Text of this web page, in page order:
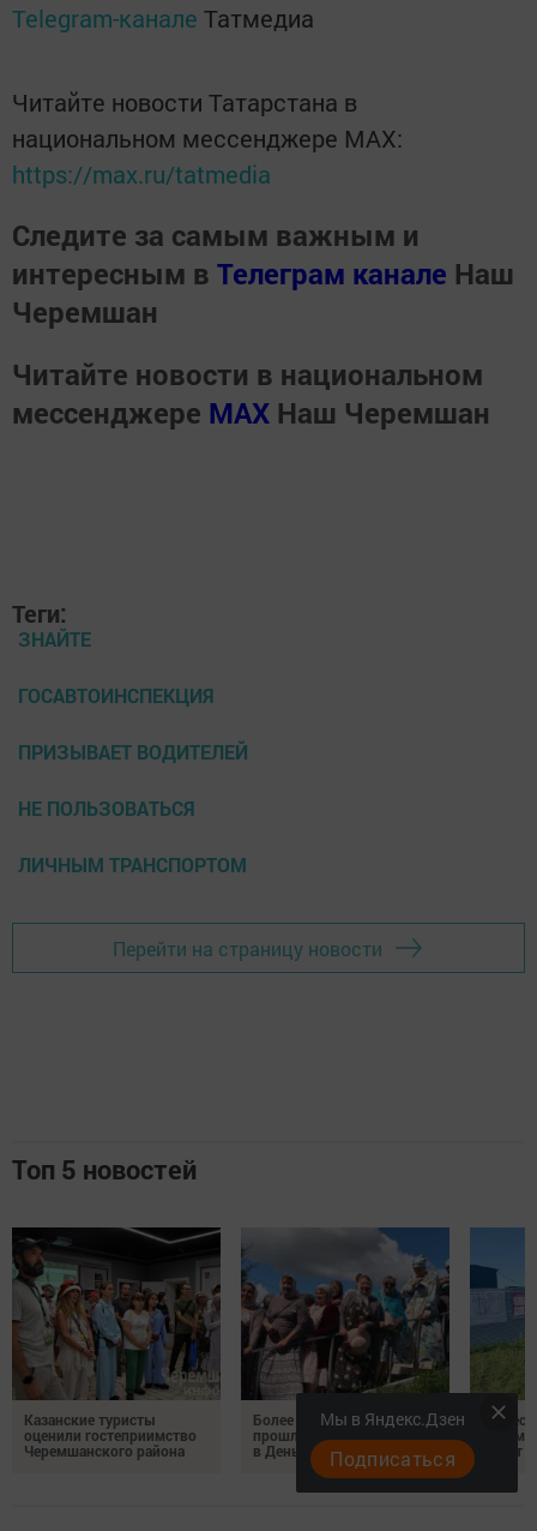
Telegram-канале Татмедиа
Читайте новости Татарстана в
национальном мессенджере MАХ:
https://max.ru/tatmedia
Следите за самым важным и
интересным в Телеграм канале Наш
Черемшан
Читайте новости в национальном
мессенджере MАХ Наш Черемшан
Теги:
ЗНАЙТЕ
ГОСАВТОИНСПЕКЦИЯ
ПРИЗЫВАЕТ ВОДИТЕЛЕЙ
НЕ ПОЛЬЗОВАТЬСЯ
ЛИЧНЫМ ТРАНСПОРТОМ
Перейти на страницу новости
Топ 5 новостей
Казанские туристы
оценили гостеприимство
Черемшанского района
Более 150 черемшанцев
прошли Крестным ходом
в День Ильи Пророка
На
кипит
Мы в Яндекс.Дзен
Подписаться